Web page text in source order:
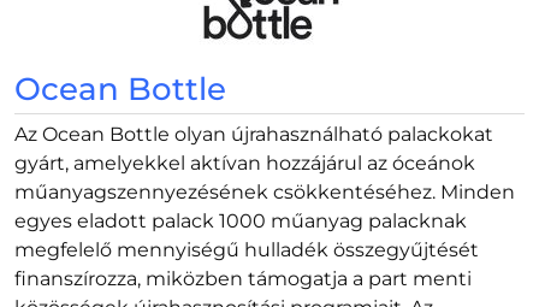
Ocean Bottle
Az Ocean Bottle olyan újrahasználható palackokat
gyárt, amelyekkel aktívan hozzájárul az óceánok
műanyagszennyezésének csökkentéséhez. Minden
egyes eladott palack 1000 műanyag palacknak
megfelelő mennyiségű hulladék összegyűjtését
finanszírozza, miközben támogatja a part menti